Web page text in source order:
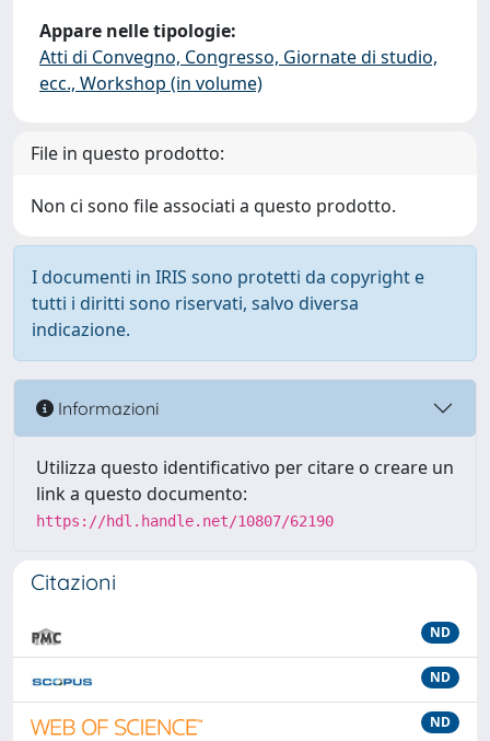
Appare nelle tipologie:
Atti di Convegno, Congresso, Giornate di studio,
ecc., Workshop (in volume)
File in questo prodotto:
Non ci sono file associati a questo prodotto.
I documenti in IRIS sono protetti da copyright e
tutti i diritti sono riservati, salvo diversa
indicazione.
Informazioni
Utilizza questo identificativo per citare o creare un
link a questo documento:
https://hdl.handle.net/10807/62190
Citazioni
ND
ND
ND